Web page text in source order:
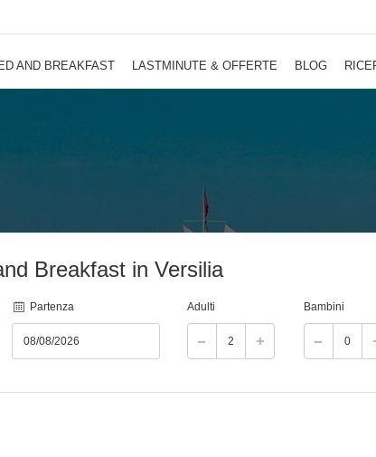
AND BREAKFAST LASTMINUTE & OFFERTE BLOG
Breakfast in Versilia
Partenza Adulti Bambini